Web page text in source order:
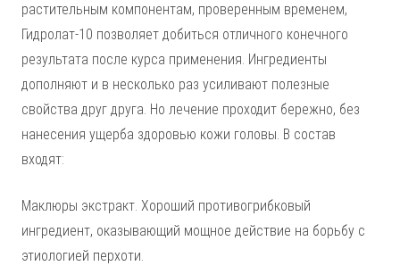
растительным компонентам, проверенным временем,
Гидролат-10 позволяет добиться отличного конечного
результата после курса применения. Ингредиенты
дополняют и в несколько раз усиливают полезные
свойства друг друга. Но лечение проходит бережно, без
нанесения ущерба здоровью кожи головы. В состав
входят:
Маклюры экстракт. Хороший противогрибковый
ингредиент, оказывающий мощное действие на борьбу с
этиологией перхоти.